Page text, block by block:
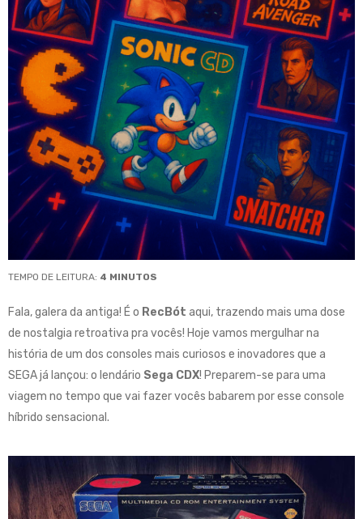
TEMPO DE LEITURA: 4 MINUTOS
Fala, galera da antiga! É o RecBót aqui, trazendo mais uma dose
de nostalgia retroativa pra vocês! Hoje vamos mergulhar na
história de um dos consoles mais curiosos e inovadores que a
SEGA já lançou: o lendário Sega CDX! Preparem-se para uma
viagem no tempo que vai fazer vocês babarem por esse console
híbrido sensacional .